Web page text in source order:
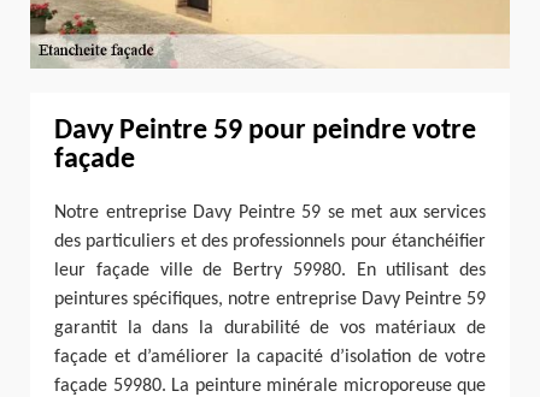
Davy Peintre 59 pour peindre votre
façade
Notre entreprise Davy Peintre 59 se met aux services
des particuliers et des professionnels pour étanchéifier
leur façade ville de Bertry 59980. En utilisant des
peintures spécifiques, notre entreprise Davy Peintre 59
garantit la dans la durabilité de vos matériaux de
façade et d’améliorer la capacité d’isolation de votre
façade 59980. La peinture minérale microporeuse que